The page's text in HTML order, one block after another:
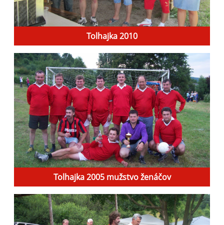
Tolhajka 2010
Tolhajka 2005 mužstvo ženáčov